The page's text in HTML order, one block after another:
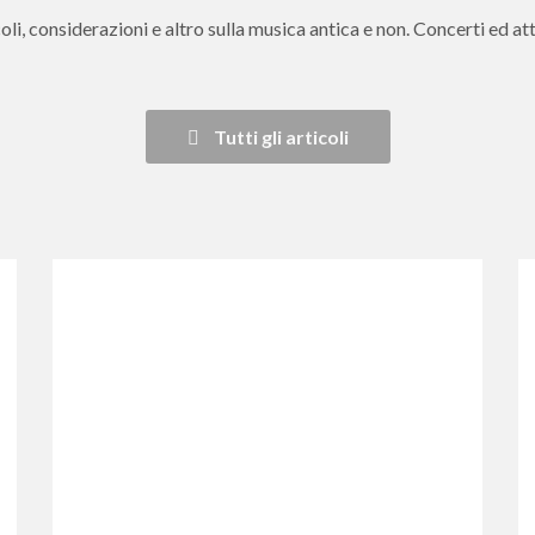
considerazioni e altro sulla musica antica e non. Concerti ed
Tutti gli articoli